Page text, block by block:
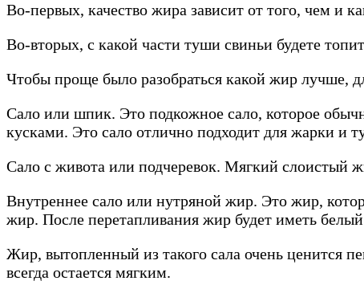
Во-первых, качество жира зависит от того, чем и
Во-вторых, с какой части туши свиньи будете
Чтобы проще было разобраться какой жир лучше,
Сало или шпик. Это подкожное сало, которое
кусками. Это сало отлично подходит для жарки и
Сало с живота или подчеревок. Мягкий слоистый
Внутреннее сало или нутряной жир. Это жир,
жир. После перетапливания жир будет иметь белый
Жир, вытопленный из такого сала очень ценится
всегда остается мягким.